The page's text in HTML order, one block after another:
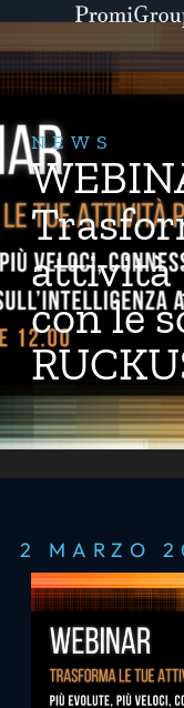
NEWS
attività
con le
2 MARZO